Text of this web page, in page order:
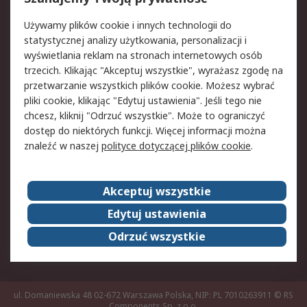
Aspekty prawne
Bezpieczeństwo e-
maila
Polityka dotycząca
plików cookie
Polityka prywatności
Użytkowanie witryny
Zastrzeżenia prawne
Warunki Sprzedaży
Kontakt
O firmie RS
RS na świecie
Kariera
Nagrody dla RS
ESG
ul. Domaniewska 48 02-672 Warszawa Polska, NIP: PL 7010263911 © RS
Używamy plików cookie i innych technologii do
statystycznej analizy użytkowania, personalizacji i
wyświetlania reklam na stronach internetowych osób
trzecich. Klikając "Akceptuj wszystkie", wyrażasz zgodę na
przetwarzanie wszystkich plików cookie. Możesz wybrać
pliki cookie, klikając "Edytuj ustawienia". Jeśli tego nie
chcesz, kliknij "Odrzuć wszystkie". Może to ograniczyć
dostęp do niektórych funkcji. Więcej informacji można
znaleźć w naszej polityce dotyczącej plików cookie.
Akceptuj wszystkie
Edytuj ustawienia
Odrzuć wszystkie